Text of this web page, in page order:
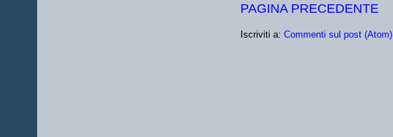
PAGINA PRECEDENTE
Iscriviti a: Commenti sul post (Atom)